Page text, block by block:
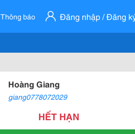
Thông báo Đăng nhập / Đăng
Hoàng Giang
giang0778072029
HẾT HẠN